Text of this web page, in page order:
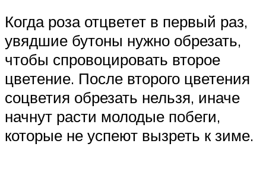
Когда роза отцветет в первый раз,
увядшие бутоны нужно обрезать,
чтобы спровоцировать второе
цветение. После второго цветения
соцветия обрезать нельзя, иначе
начнут расти молодые побеги,
которые не успеют вызреть к зиме.